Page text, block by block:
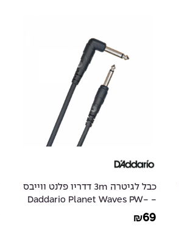
כבל לגיטרה 3m דדריו פלנט ווייבס
- Daddario Planet Waves PW-
CGTRA-10
₪69